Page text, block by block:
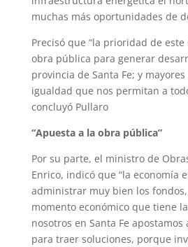
muchas más oportunidades de
Precisó que “la prioridad de
obra pública para generar
provincia de Santa Fe; y
igualdad que nos permitan a
concluyó Pullaro
“Apuesta a la obra pública”
Por su parte, el ministro de
Enrico, indicó que “la economía
administrar muy bien los
momento económico que tiene
nosotros en Santa Fe
para traer soluciones, porque